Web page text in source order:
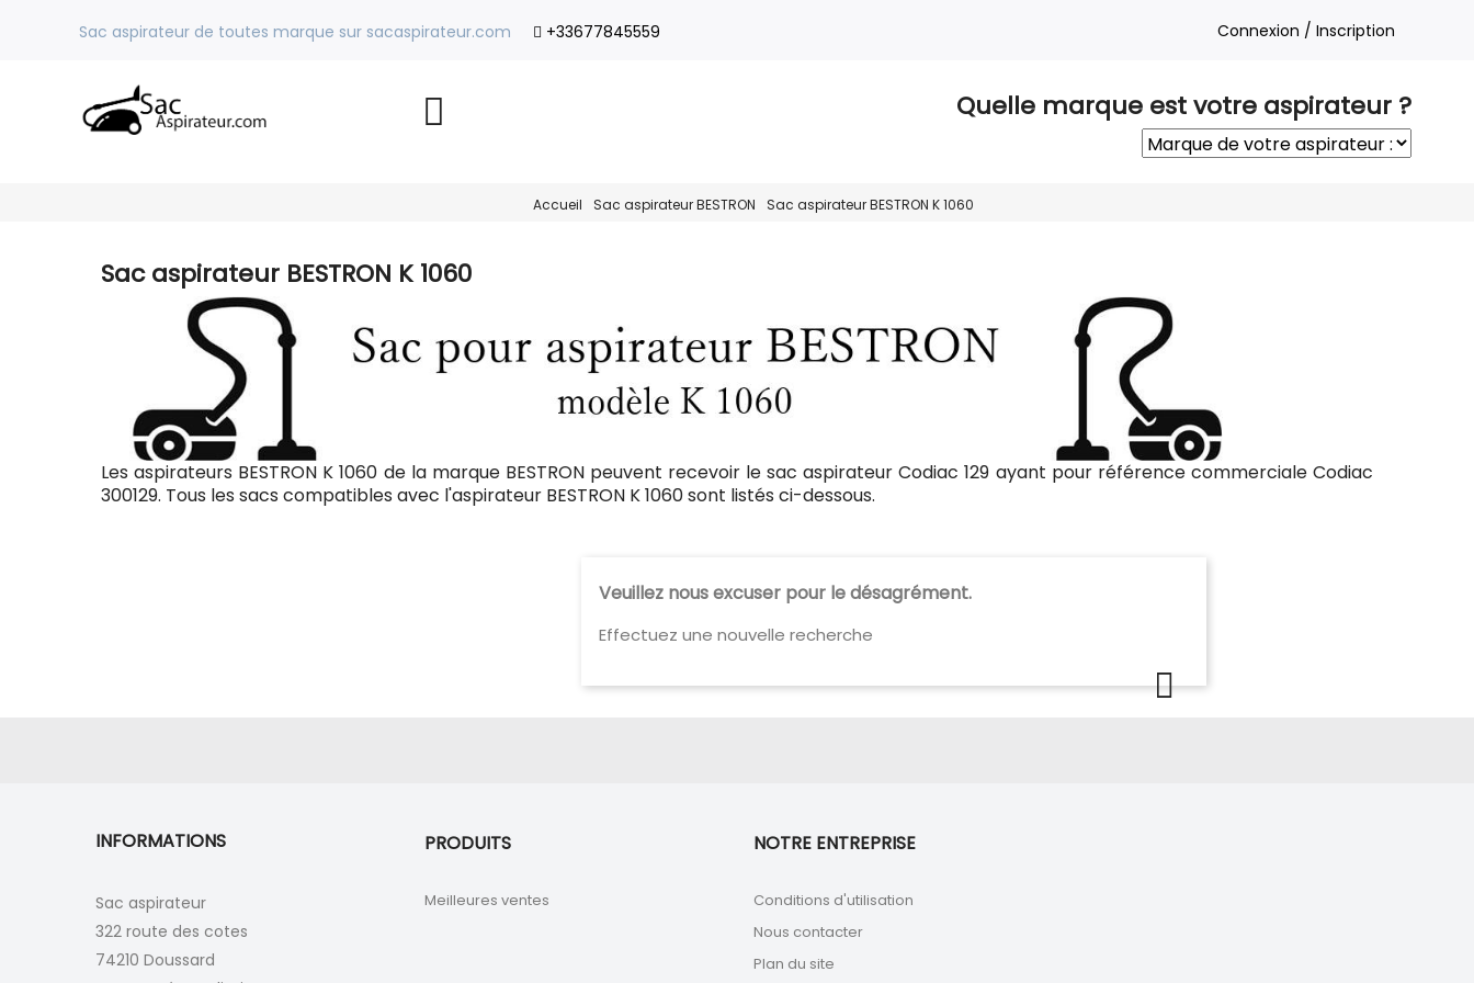
Sac aspirateur de toutes marque sur sacaspirateur.com +33677845559 Connexion / Inscription
Quelle marque est votre aspirateur ?
Accueil Sac aspirateur BESTRON Sac aspirateur BESTRON K 1060
Sac aspirateur BESTRON K 1060
Les aspirateurs BESTRON K 1060 de la marque BESTRON peuvent recevoir le sac aspirateur Codiac 129 ayant pour référence commerciale Codiac
300129. Tous les sacs compatibles avec l'aspirateur BESTRON K 1060 sont listés ci-dessous.
Veuillez nous excuser pour le désagrément.
Effectuez une nouvelle recherche
INFORMATIONS
Sac aspirateur
322 route des cotes
74210 Doussard
PRODUITS
Meilleures ventes
NOTRE ENTREPRISE
Conditions d'utilisation
Nous contacter
Plan du site